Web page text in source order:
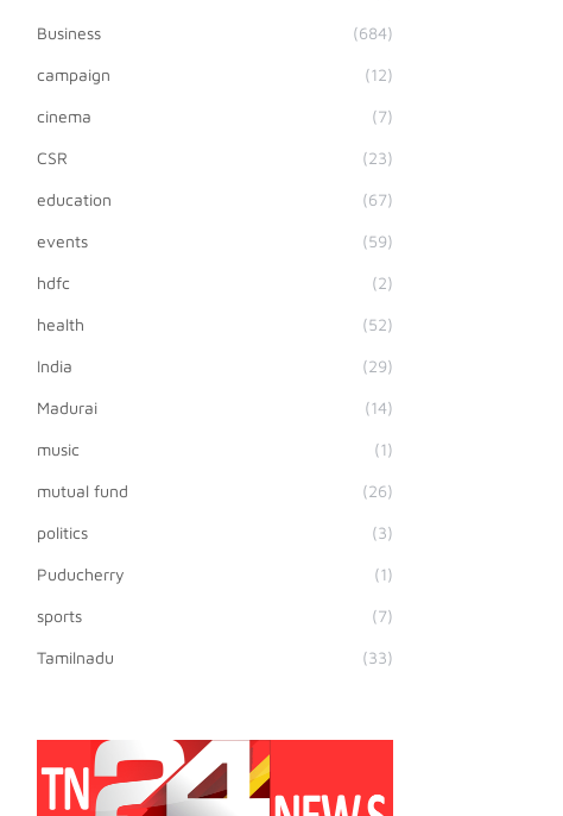
Business (684)
campaign (12)
cinema (7)
CSR (23)
education (67)
events (59)
hdfc (2)
health (52)
India (29)
Madurai (14)
music (1)
mutual fund (26)
politics (3)
Puducherry (1)
sports (7)
Tamilnadu (33)